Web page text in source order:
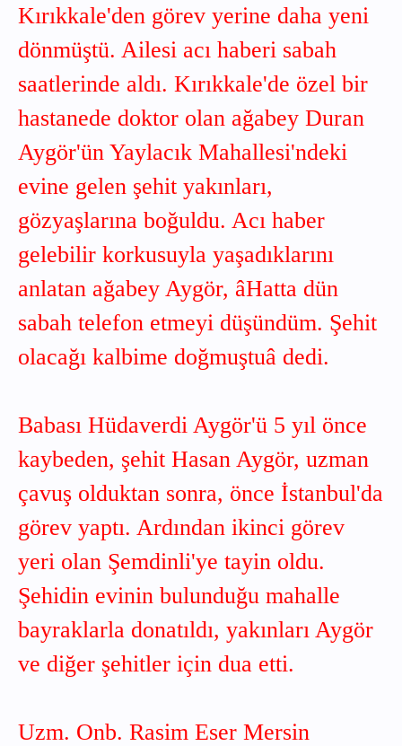
Kırıkkale'den görev yerine daha yeni
dönmüştü. Ailesi acı haberi sabah
saatlerinde aldı. Kırıkkale'de özel bir
hastanede doktor olan ağabey Duran
Aygör'ün Yaylacık Mahallesi'ndeki
evine gelen şehit yakınları,
gözyaşlarına boğuldu. Acı haber
gelebilir korkusuyla yaşadıklarını
anlatan ağabey Aygör, âHatta dün
sabah telefon etmeyi düşündüm. Şehit
olacağı kalbime doğmuştuâ dedi.
Babası Hüdaverdi Aygör'ü 5 yıl önce
kaybeden, şehit Hasan Aygör, uzman
çavuş olduktan sonra, önce İstanbul'da
görev yaptı. Ardından ikinci görev
yeri olan Şemdinli'ye tayin oldu.
Şehidin evinin bulunduğu mahalle
bayraklarla donatıldı, yakınları Aygör
ve diğer şehitler için dua etti.
Uzm. Onb. Rasim Eser Mersin